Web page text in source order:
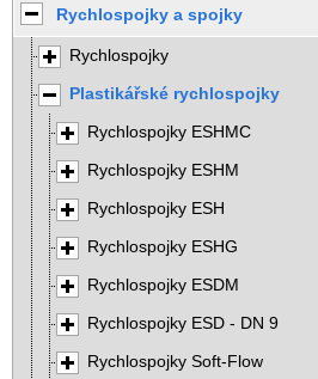
Rychlospojky a spojky
Rychlospojky
Plastikářské rychlospojky
Rychlospojky ESHMC
Rychlospojky ESHM
Rychlospojky ESH
Rychlospojky ESHG
Rychlospojky ESDM
Rychlospojky ESD - DN 9
Rychlospojky Soft-Flow